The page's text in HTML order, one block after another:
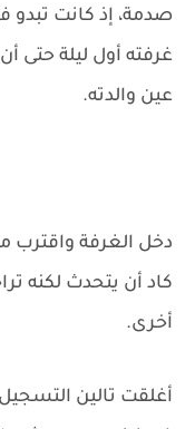
صدمة، إذ كانت
غرفته أول ليلة حتى
عين والدته.
دخل الغرفة واقترب
كاد أن يتحدث لكنه
أخرى.
أغلقت تالين